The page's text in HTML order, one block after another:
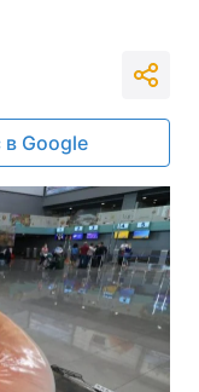
в Google